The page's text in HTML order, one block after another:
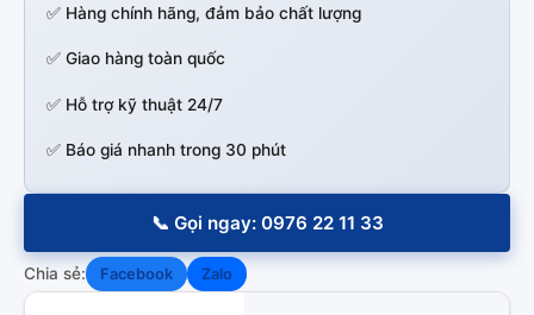
✅ Hàng chính hãng, đảm bảo chất lượng
✅ Giao hàng toàn quốc
✅ Hỗ trợ kỹ thuật 24/7
✅ Báo giá nhanh trong 30 phút
📞 Gọi ngay: 0976 22 11 33
Chia sẻ: Facebook Zalo